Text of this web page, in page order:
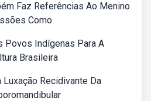
Faz Referências Ao Menino
Como
Povos Indígenas Para A
Brasileira
Recidivante Da